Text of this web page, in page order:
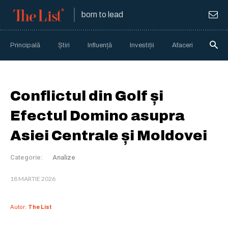
born to lead
Principală Știri Influență Investiții Afaceri
Conflictul din Golf și
Efectul Domino asupra
Asiei Centrale și Moldovei
Categorie: Analize
18 MARTIE 2026
Autor: The List